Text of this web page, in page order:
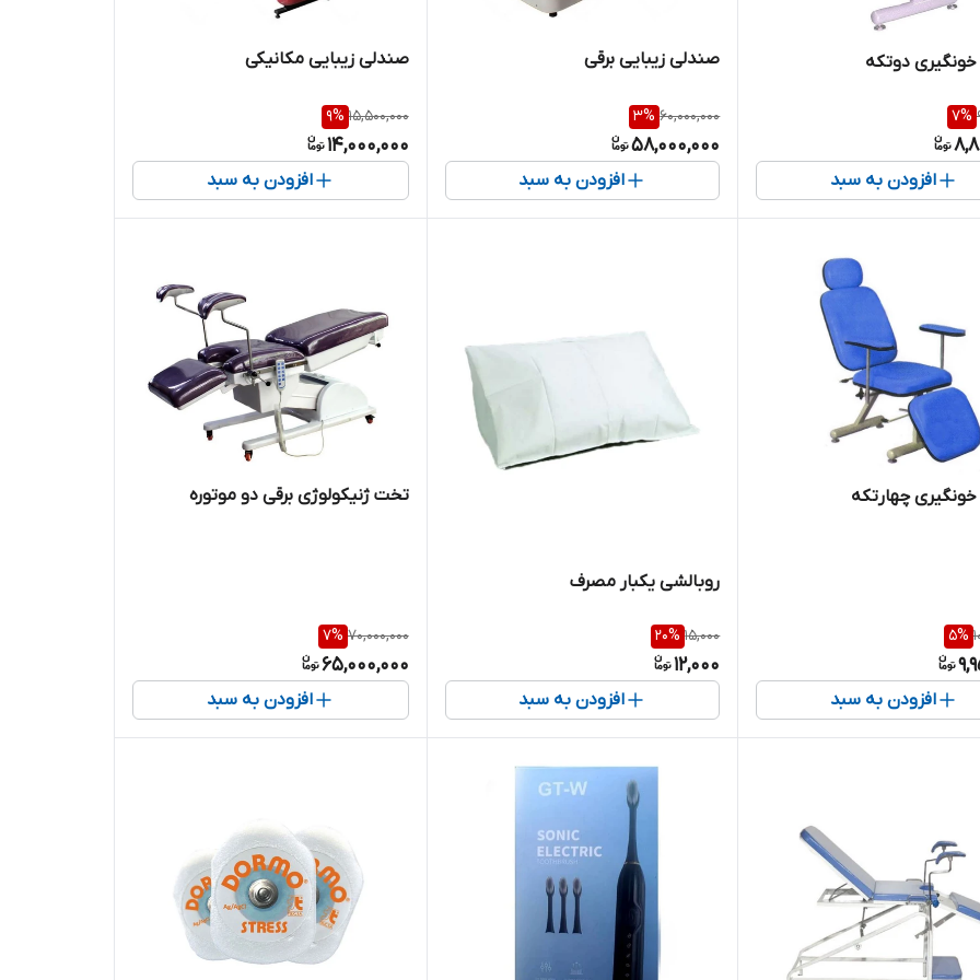
دوتکه
7%
افزودن به سبد
صندلی زیبایی برقی
60,000,000
3%
58,000,000
افزودن به سبد
صندلی زیبایی مکانیکی
15,500,000
9%
14,000,000
افزودن به سبد
چهارتکه
5%
افزودن به سبد
روبالشی یکبار مصرف
15,000
20%
12,000
افزودن به سبد
تخت ژنیکولوژی برقی دو موتوره
70,000,000
7%
65,000,000
افزودن به سبد